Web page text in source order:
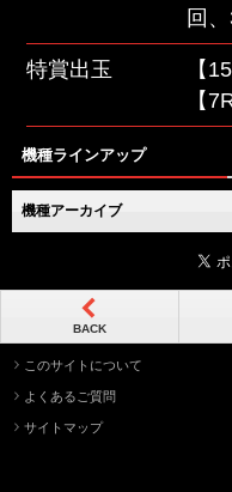
回
特賞出玉
【
【
機種ラインアップ
機種アーカイブ
BACK
このサイトについて
よくあるご質問
サイトマップ